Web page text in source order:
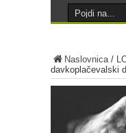
Naslovnica/
davkoplačevalski